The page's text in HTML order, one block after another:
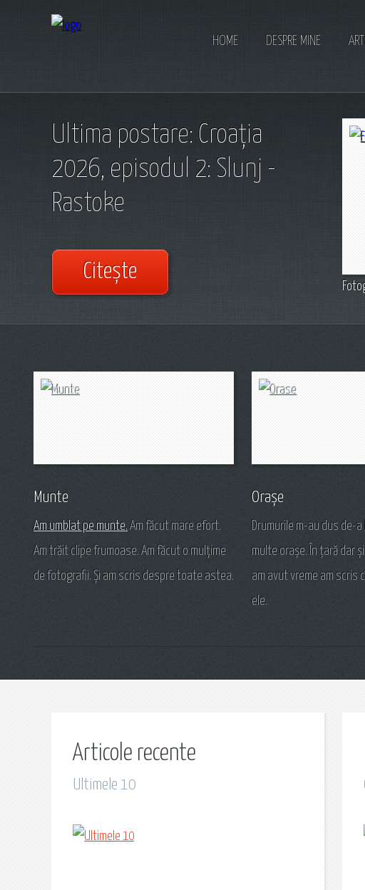
HOME DESPRE MINE
Ultima postare: Croația
2026, episodul 2: Slunj -
Rastoke
Citește
Munte
Am umblat pe munte.Am făcut mare efort.
Am trăit clipe frumoase. Am făcut o mulțime
de fotografii. Și am scris despre toate astea.
Orașe
Drumurile m-au dus de-
multe orașe. În țară dar
am avut vreme am scris
ele.
Articole recente
Ultimele 10